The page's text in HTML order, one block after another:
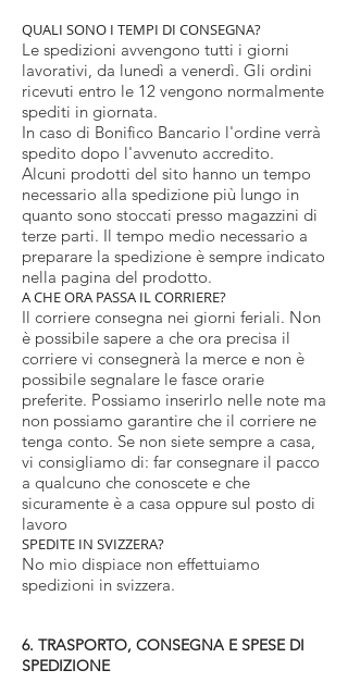
QUALI SONO I TEMPI DI CONSEGNA?
Le spedizioni avvengono tutti i giorni
lavorativi, da lunedì a venerdì. Gli ordini
ricevuti entro le 12 vengono normalmente
spediti in giornata.
In caso di Bonifico Bancario l'ordine verrà
spedito dopo l'avvenuto accredito.
Alcuni prodotti del sito hanno un tempo
necessario alla spedizione più lungo in
quanto sono stoccati presso magazzini di
terze parti. Il tempo medio necessario a
preparare la spedizione è sempre indicato
nella pagina del prodotto.
A CHE ORA PASSA IL CORRIERE?
Il corriere consegna nei giorni feriali. Non
è possibile sapere a che ora precisa il
corriere vi consegnerà la merce e non è
possibile segnalare le fasce orarie
preferite. Possiamo inserirlo nelle note ma
non possiamo garantire che il corriere ne
tenga conto. Se non siete sempre a casa,
vi consigliamo di: far consegnare il pacco
a qualcuno che conoscete e che
sicuramente è a casa oppure sul posto di
lavoro
SPEDITE IN SVIZZERA?
No mio dispiace non effettuiamo
spedizioni in svizzera.
6. TRASPORTO, CONSEGNA E SPESE DI
SPEDIZIONE